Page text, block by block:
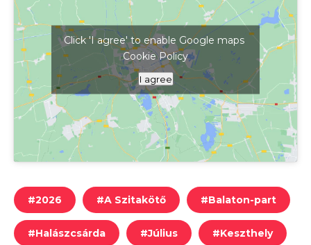
Kattints ide a térkép megjelenítéséhez
Click 'I agree' to enable Google maps
Cookie Policy
I agree
#2026 #A Szitakötő #Balaton-part
#Halászcsárda #Július #Keszthely